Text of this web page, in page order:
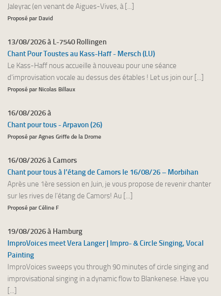
Jaleyrac (en venant de Aigues-Vives, à [...]
Proposé par David
13/08/2026 à L-7540 Rollingen
Chant Pour Toustes au Kass-Haff - Mersch (LU)
Le Kass-Haff nous accueille à nouveau pour une séance
d'improvisation vocale au dessus des étables ! Let us join our [...]
Proposé par Nicolas Billaux
16/08/2026 à
Chant pour tous - Arpavon (26)
Proposé par Agnes Griffe de la Drome
16/08/2026 à Camors
Chant pour tous à l’étang de Camors le 16/08/26 – Morbihan
Après une 1ère session en Juin, je vous propose de revenir chanter
sur les rives de l’étang de Camors! Au [...]
Proposé par Céline F
19/08/2026 à Hamburg
ImproVoices meet Vera Langer | Impro- & Circle Singing, Vocal
Painting
ImproVoices sweeps you through 90 minutes of circle singing and
improvisational singing in a dynamic flow to Blankenese. Have you
[...]